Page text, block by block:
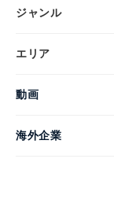
ジャンル
エリア
動画
海外企業